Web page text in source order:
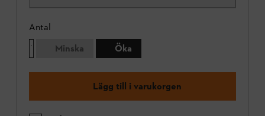
Antal
Minska
Öka
Lägg till i varukorgen